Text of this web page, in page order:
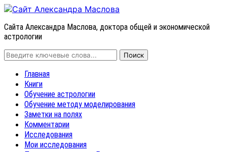
Сайта Александра Маслова, доктора общей и экономической
астрологии
Главная
Книги
Обучение астрологии
Обучение методу моделирования
Заметки на полях
Комментарии
Исследования
Мои исследования